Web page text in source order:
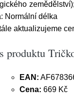
Normální délka
aktualizujeme
produktu
EAN:
Cena: 669 Kč